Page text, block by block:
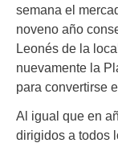
semana el
noveno año
Leonés de la
nuevamente la
para convertirse
Al igual que en
dirigidos a todos